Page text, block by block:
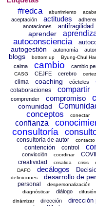
#redca aburrimiento
aceptación actitudes
anotaciones antifragilidad
aprender
autoconsciencia
autogestión autonomía
blogs bottom up Byung-Chul
calma cambio cambio
CASG CEJFE cerebro
clima coaching cócteles
colaboraciones compartir
comprender compromiso
comunidad
conceptos conectar
confianza
consultoría
consultoría de autor contacto
contención control
convicción coordinar
creatividad crisalida crisis
DAFO decálogos
definiciones
desarrollo de
personal
despersonalización
diagnósticar diálogo difusión
dinámizar dirección dirección